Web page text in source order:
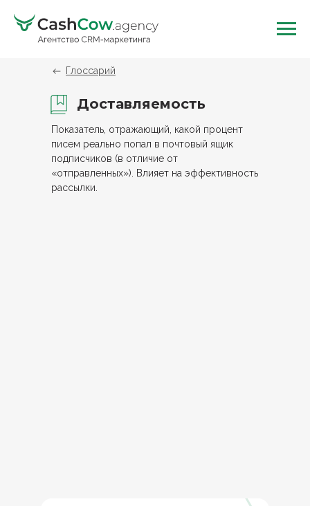
Доставляемость
Показатель, отражающий, какой процент
писем реально попал в почтовый ящик
подписчиков (в отличие от
«отправленных»). Влияет на эффективность
рассылки.
Глоссарий